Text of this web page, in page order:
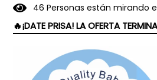
46 Personas están mirando
🔥¡DATE PRISA! LA OFERTA